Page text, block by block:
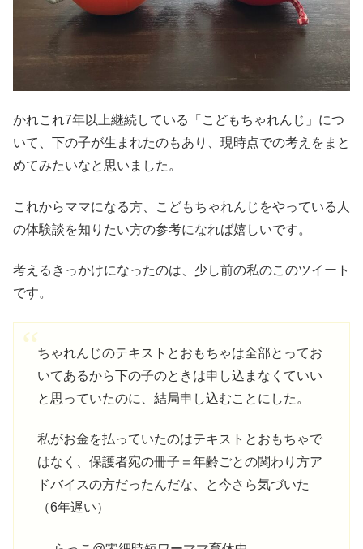
かれこれ7年以上継続している「こどもちゃれんじ」につ
いて、下の子が生まれたのもあり、現時点での考えをまと
めてみたいなと思いました。
これからママになる方、こどもちゃれんじをやっている人
の体験談を知りたい方の参考になれば嬉しいです。
考えるきっかけになったのは、少し前の私のこのツイート
です。
ちゃれんじのテキストとおもちゃは全部とってお
いてあるから下の子のときは申し込まなくていい
と思っていたのに、結局申し込むことにした。
私がお金を払っていたのはテキストとおもちゃで
はなく、保護者宛の冊子＝年齢ごとの関わり方ア
ドバイスの方だったんだな、と今さら気づいた
（6年遅い）